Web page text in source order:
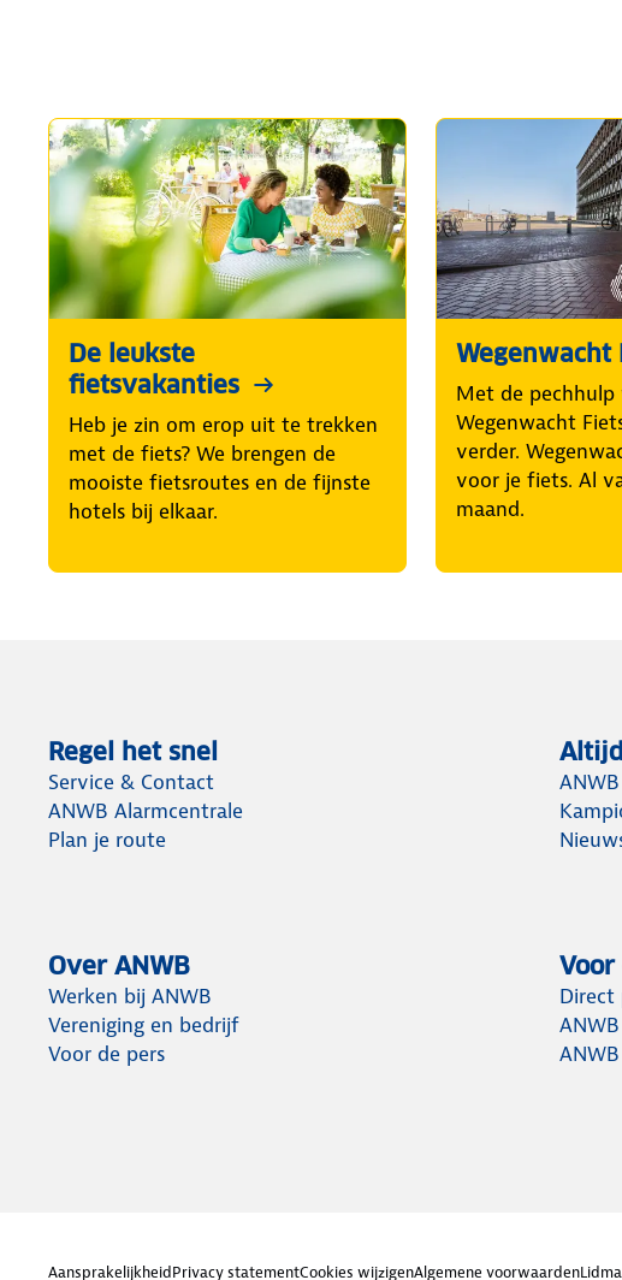
De leukste
fietsvakanties
Heb je zin om erop uit te trekken
met de fiets? We brengen de
mooiste fietsroutes en de fijnste
hotels bij elkaar.
Wegenwacht
Met de pechhulp
Wegenwacht
verder.
voor je fiets. Al
maand.
Regel het snel
Service & Contact
ANWB Alarmcentrale
Plan je route
Over ANWB
Werken bij ANWB
Vereniging en bedrijf
Voor de pers
Direct
AansprakelijkheidPrivacy statementCookies wijzigenAlgemene voorwaarden